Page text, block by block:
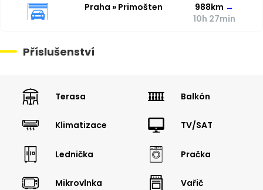
Praha » Primošten 988km →
10h 27min
Příslušenství
Terasa Balkón
Klimatizace TV/SAT
Lednička Pračka
Mikrovlnka Vařič